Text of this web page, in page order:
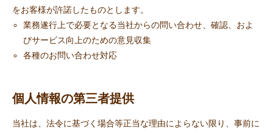
をお客様が許諾したものとします。
業務遂行上で必要となる当社からの問い合わせ、確認、およ
びサービス向上のための意見収集
各種のお問い合わせ対応
個人情報の第三者提供
当社は、法令に基づく場合等正当な理由によらない限り、事前に